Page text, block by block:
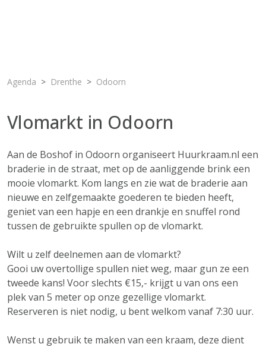
Agenda Drenthe Odoorn
Vlomarkt in Odoorn
Aan de Boshof in Odoorn organiseert Huurkraam.nl een
braderie in de straat, met op de aanliggende brink een
mooie vlomarkt. Kom langs en zie wat de braderie aan
nieuwe en zelfgemaakte goederen te bieden heeft,
geniet van een hapje en een drankje en snuffel rond
tussen de gebruikte spullen op de vlomarkt.
Wilt u zelf deelnemen aan de vlomarkt?
Gooi uw overtollige spullen niet weg, maar gun ze een
tweede kans! Voor slechts €15,- krijgt u van ons een
plek van 5 meter op onze gezellige vlomarkt.
Reserveren is niet nodig, u bent welkom vanaf 7:30 uur.
Wenst u gebruik te maken van een kraam, deze dient